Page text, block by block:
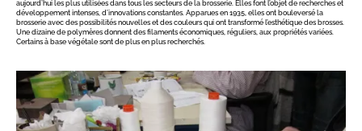
aujourd’hui les plus utilisées dans tous les secteurs de la brosserie. Elles font l’objet de recherches et
développement intenses, d’innovations constantes. Apparues en 1935, elles ont bouleversé la
brosserie avec des possibilités nouvelles et des couleurs qui ont transformé l’esthétique des brosses.
Une dizaine de polymères donnent des filaments économiques, réguliers, aux propriétés variées.
Certains à base végétale sont de plus en plus recherchés.